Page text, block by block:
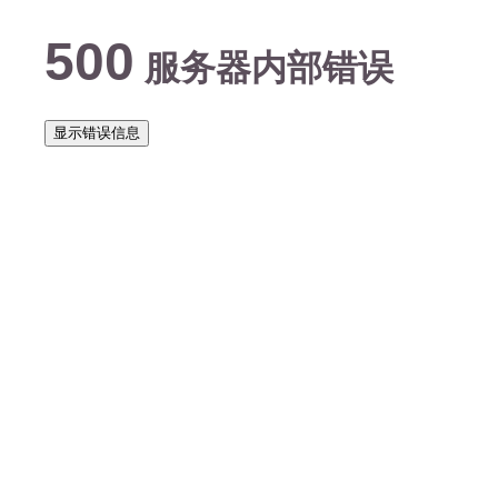
500 服务器内部错误